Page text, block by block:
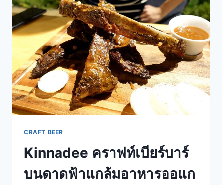
ส
เทล
ใน
ซอย
ราชครู
–
อารีย์
CRAFT BEER
Kinnadee คราฟท์เบียร์บาร์
บนดาดฟ้าแกล้มอาหารออแก